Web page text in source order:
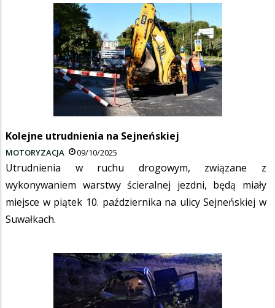
Kolejne utrudnienia na Sejneńskiej
MOTORYZACJA 09/10/2025
Utrudnienia w ruchu drogowym, związane z
wykonywaniem warstwy ścieralnej jezdni, będą miały
miejsce w piątek 10. października na ulicy Sejneńskiej w
Suwałkach.